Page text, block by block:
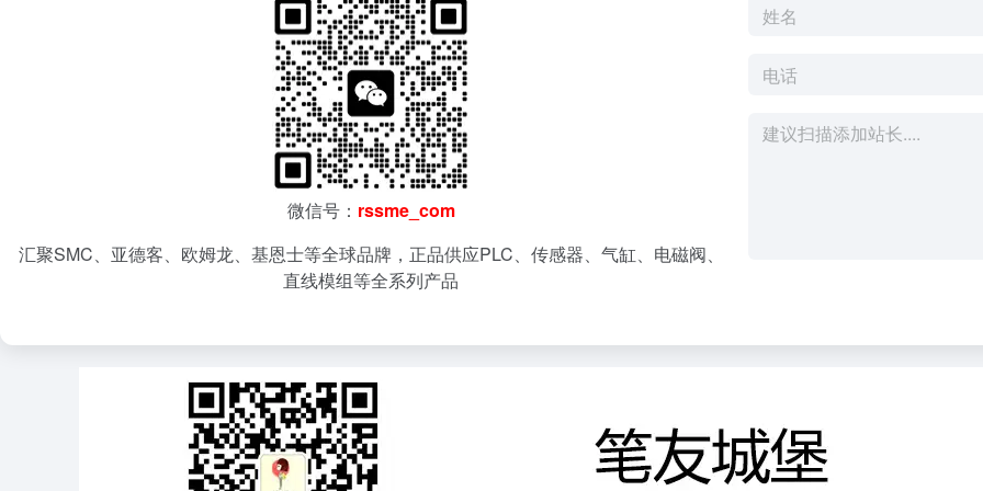
微信号： rssme_com
汇聚SMC、亚德客、欧姆龙、基恩士等全球品牌，正品供应PLC、传感器、气缸、电磁阀、
直线模组等全系列产品